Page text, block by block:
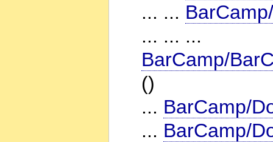
... ...
... ... ...
BarCamp/
()
... BarCamp/
... BarCamp/